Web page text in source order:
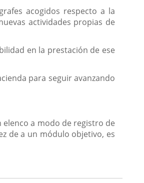
acogidos respecto a la
actividades propias de
en la prestación de ese
para seguir avanzando
a modo de registro de
de a un módulo objetivo, es